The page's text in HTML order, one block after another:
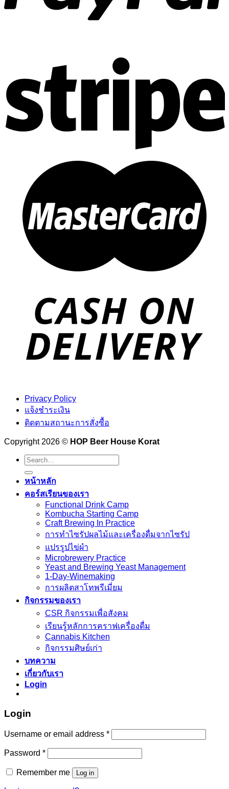
Privacy Policy
แจ้งชำระเงิน
ติดตามสถานะการสั่งซื้อ
Copyright 2026 © HOP Beer House Korat
Search
for:
หน้าหลัก
คอร์สเรียนของเรา
Functional Drink Camp
Kombucha Starting Camp
Craft Brewing In Practice
การทำไซรัปผลไม้และเครื่องดื่มจากไซรัป
แปรรูปไข่ผำ
Microbrewery Practice
Yeast and Brewing Yeast Management
1-Day-Winemaking
การผลิตสาโทพรีเมี่ยม
กิจกรรมของเรา
CSR กิจกรรมเพื่อสังคม
เรียนรู้หลักการคราฟเครื่องดื่ม
Cannabis Kitchen
กิจกรรมศิษย์เก่า
บทความ
เกี่ยวกับเรา
Login
Login
Username or email address *
Password *
Remember me Log in